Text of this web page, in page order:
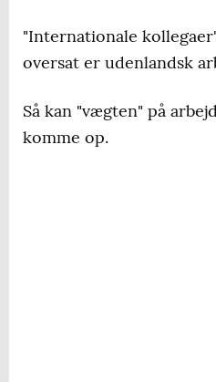
"Internationale
oversat er udenlandsk
Så kan "vægten" på
komme op.